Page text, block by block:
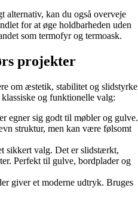
alternativ, kan du også overveje
for at øge holdbarheden uden
som termofyr og termoask.
projekter
om æstetik, stabilitet og slidstyrke
og funktionelle valg:
egner sig godt til møbler og gulve.
struktur, men kan være følsomt
sikkert valg. Det er slidstærkt,
Perfekt til gulve, bordplader og
giver et moderne udtryk. Bruges